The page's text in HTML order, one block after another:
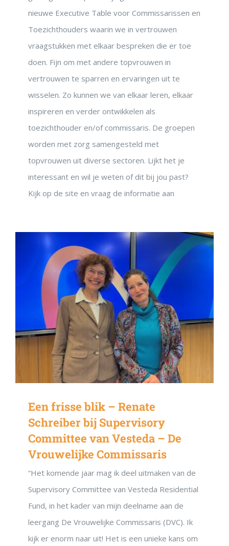
nieuwe Executive Table voor Commissarissen en
Toezichthouders waarin we in vertrouwen
vraagstukken met elkaar bespreken die er toe
doen. Fijn om met andere topvrouwen in
vertrouwen te sparren en ervaringen uit te
wisselen. Zo kunnen we van elkaar leren, elkaar
inspireren en verder ontwikkelen als
toezichthouder en/of commissaris. De groepen
worden met zorg samengesteld met
topvrouwen uit diverse sectoren. Lijkt het je
interessant en wil je weten of dit bij jou past?
Kijk op de site en vraag de informatie aan
Een frisse blik – Renate
Schreiber bij Supervisory
Committee van Vesteda – De
Vrouwelijke Commissaris
“Het komende jaar mag ik deel uitmaken van de
Supervisory Committee van Vesteda Residential
Fund, in het kader van mijn deelname aan de
leergang De Vrouwelijke Commissaris (DVC). Ik
kijk er enorm naar uit! Het is een unieke kans om